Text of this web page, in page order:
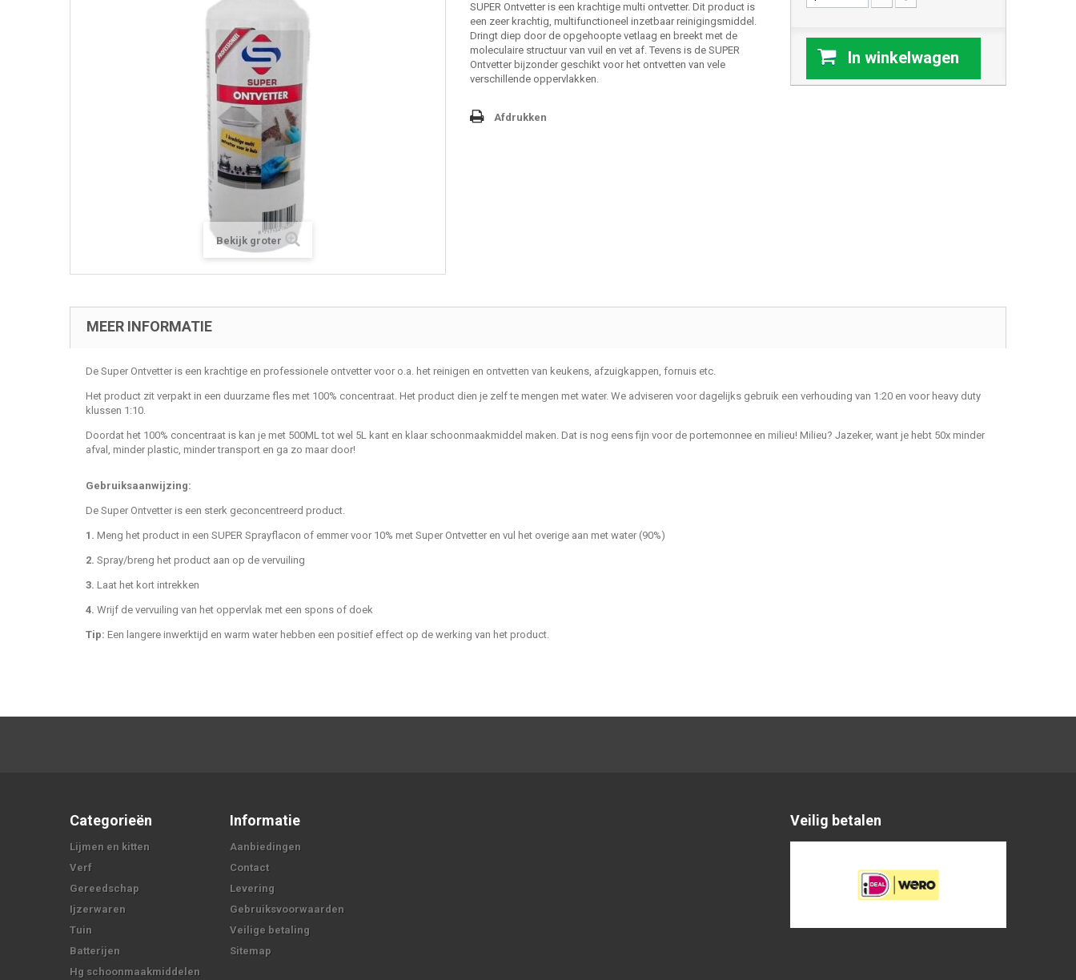
Bekijk groter
SUPER Ontvetter is een krachtige multi ontvetter. Dit product is
een zeer krachtig, multifunctioneel inzetbaar reinigingsmiddel.
Dringt diep door de opgehoopte vetlaag en breekt met de
moleculaire structuur van vuil en vet af. Tevens is de SUPER
Ontvetter bijzonder geschikt voor het ontvetten van vele
verschillende oppervlakken.
Afdrukken
In winkelwagen
MEER INFORMATIE
De Super Ontvetter is een krachtige en professionele ontvetter voor o.a. het reinigen en ontvetten van keukens, afzuigkappen, fornuis etc.
Het product zit verpakt in een duurzame fles met 100% concentraat. Het product dien je zelf te mengen met water. We adviseren voor dagelijks gebruik een verhouding van 1:20 en voor heavy duty
klussen 1:10.
Doordat het 100% concentraat is kan je met 500ML tot wel 5L kant en klaar schoonmaakmiddel maken. Dat is nog eens fijn voor de portemonnee en milieu! Milieu? Jazeker, want je hebt 50x minder
afval, minder plastic, minder transport en ga zo maar door!
Gebruiksaanwijzing:
De Super Ontvetter is een sterk geconcentreerd product.
1. Meng het product in een SUPER Sprayflacon of emmer voor 10% met Super Ontvetter en vul het overige aan met water (90%)
2. Spray/breng het product aan op de vervuiling
3. Laat het kort intrekken
4. Wrijf de vervuiling van het oppervlak met een spons of doek
Tip: Een langere inwerktijd en warm water hebben een positief effect op de werking van het product.
Categorieën
Lijmen en kitten
Verf
Gereedschap
Ijzerwaren
Tuin
Batterijen
Hg schoonmaakmiddelen
Informatie
Aanbiedingen
Contact
Levering
Gebruiksvoorwaarden
Veilige betaling
Sitemap
Veilig betalen